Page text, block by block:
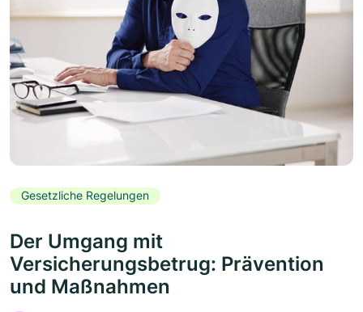
Gesetzliche Regelungen
Der Umgang mit
Versicherungsbetrug: Prävention
und Maßnahmen